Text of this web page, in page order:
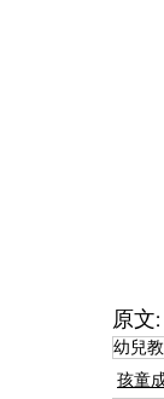
原文:
幼兒
孩童